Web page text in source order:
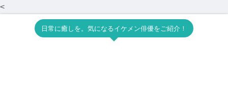
<
日常に癒しを。気になるイケメン俳優をご紹介！